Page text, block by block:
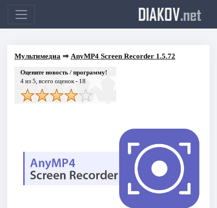
DIAKOV.net
Мультимедиа ⇒ AnyMP4 Screen Recorder 1.5.72
Оцените новость / программу!
4из 5, всего оценок - 18